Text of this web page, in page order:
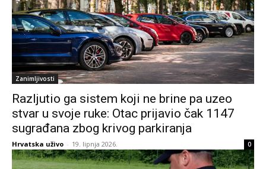
Zanimljivosti
Razljutio ga sistem koji ne brine pa uzeo
stvar u svoje ruke: Otac prijavio čak 1147
sugrađana zbog krivog parkiranja
Hrvatska uživo - 19. lipnja 2026. 0